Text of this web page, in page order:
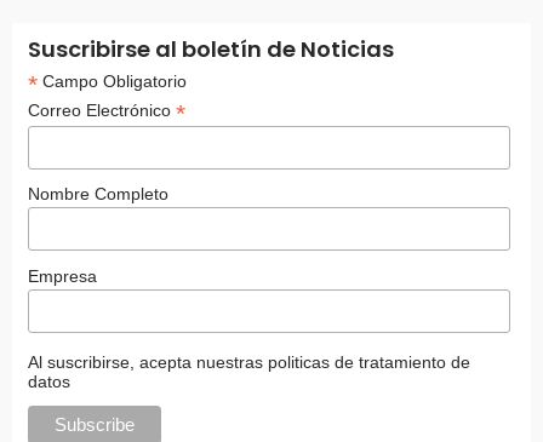
Suscribirse al boletín de Noticias
*Campo Obligatorio
Correo Electrónico *
Nombre Completo
Empresa
Al suscribirse, acepta nuestras politicas de tratamiento de
datos